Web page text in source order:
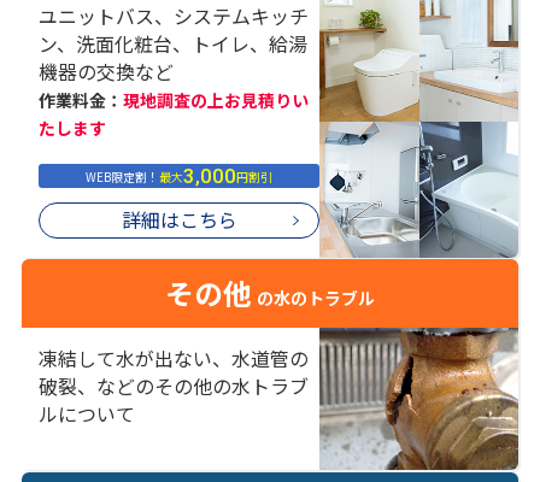
ユニットバス、システムキッチ
ン、洗面化粧台、トイレ、給湯
機器の交換など
作業料金： 現地調査の上お見積りい
たします
WEB限定割！最大3,000円割引
詳細はこちら
その他 の水のトラブル
凍結して水が出ない、水道管の
破裂、などのその他の水トラブ
ルについて